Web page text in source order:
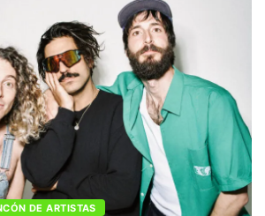
DE ARTISTAS